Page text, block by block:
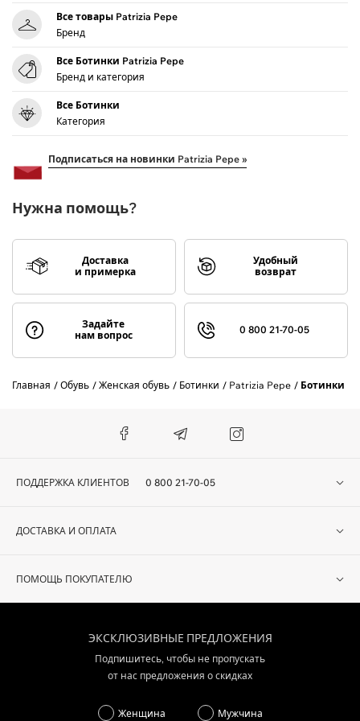
Все товары Patrizia Pepe
Бренд
Все Ботинки Patrizia Pepe
Бренд и категория
Все Ботинки
Категория
Подписаться на новинки Patrizia Pepe »
Нужна помощь?
Доставка
и примерка
Удобный
возврат
Задайте
нам вопрос
0 800 21-70-05
Главная Обувь Женская обувь Ботинки Patrizia Pepe Ботинки
ПОДДЕРЖКА КЛИЕНТОВ 0 800 21-70-05
ДОСТАВКА И ОПЛАТА
ПОМОЩЬ ПОКУПАТЕЛЮ
ЭКСКЛЮЗИВНЫЕ ПРЕДЛОЖЕНИЯ
Подпишитесь, чтобы не пропускать
от нас предложения о скидках
Женщина Мужчина